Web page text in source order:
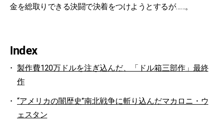
金を総取りできる決闘で決着をつけようとするが……。
Index
製作費120万ドルを注ぎ込んだ、「ドル箱三部作」最終
作
“アメリカの闇歴史”南北戦争に斬り込んだマカロニ・ウ
ェスタン